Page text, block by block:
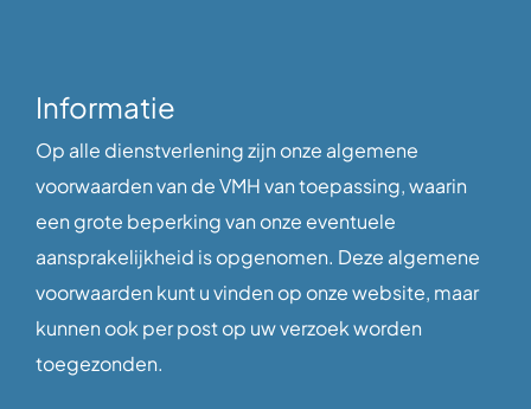
Informatie
Op alle dienstverlening zijn onze algemene
voorwaarden van de VMH van toepassing, waarin
een grote beperking van onze eventuele
aansprakelijkheid is opgenomen. Deze algemene
voorwaarden kunt u vinden op onze website, maar
kunnen ook per post op uw verzoek worden
toegezonden.